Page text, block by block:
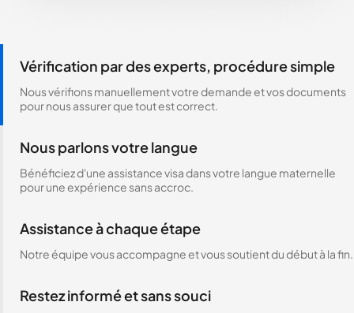
Vérification par des experts, procédure simple
Nous vérifions manuellement votre demande et vos documents
pour nous assurer que tout est correct.
Nous parlons votre langue
Bénéficiez d'une assistance visa dans votre langue maternelle
pour une expérience sans accroc.
Assistance à chaque étape
Notre équipe vous accompagne et vous soutient du début à la fin.
Restez informé et sans souci